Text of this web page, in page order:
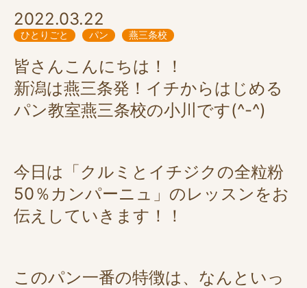
2022.03.22
ひとりごと パン 燕三条校
皆さんこんにちは！！
新潟は燕三条発！イチからはじめる
パン教室燕三条校の小川です(^-^)
今日は「クルミとイチジクの全粒粉
50％カンパーニュ」のレッスンをお
伝えしていきます！！
このパン一番の特徴は、なんといっ